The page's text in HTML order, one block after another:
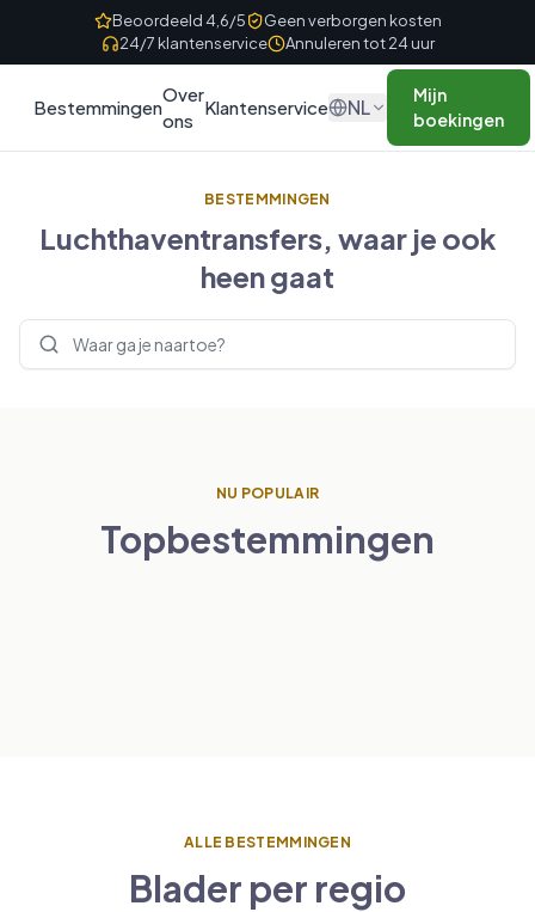
Skip to contentBeoordeeld 4,6/5
Geen verborgen kosten
24/7 klantenservice
Annuleren tot 24 uur
Bestemmingen
Over
ons
Klantenservice NL
Mijn
boekingen
BESTEMMINGEN
Luchthaventransfers, waar je ook
heen gaat
Bestemmingen zoeken
NU POPULAIR
Topbestemmingen
Londen
FRANKRIJK
NEDERLAND
ALLE BESTEMMINGEN
Blader per regio